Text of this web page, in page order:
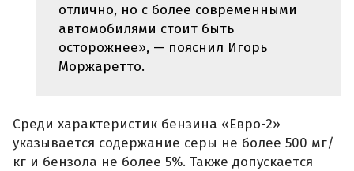
отлично, но с более современными
автомобилями стоит быть
осторожнее», — пояснил Игорь
Моржаретто.
Среди характеристик бензина «Евро-2»
указывается содержание серы не более 500 мг/
кг и бензола не более 5%. Также допускается